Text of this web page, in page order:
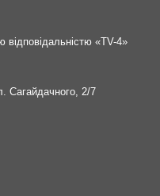
«TV-4»
Сагайдачного, 2/7